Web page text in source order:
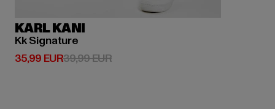
KARL KANI
Kk Signature
35,99 EUR
Derzeitiger Preis: 35,99 EUR
39,99 EURAktionspreis: 39,99 EUR